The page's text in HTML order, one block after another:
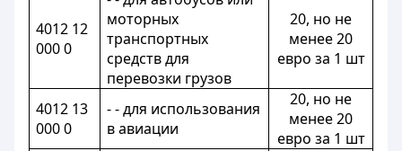
4012 12
000 0
моторных
транспортных
средств для
перевозки грузов
20, но не
менее 20
евро за 1 шт
4012 13
000 0
- - для использования
в авиации
20, но не
менее 20
евро за 1 шт